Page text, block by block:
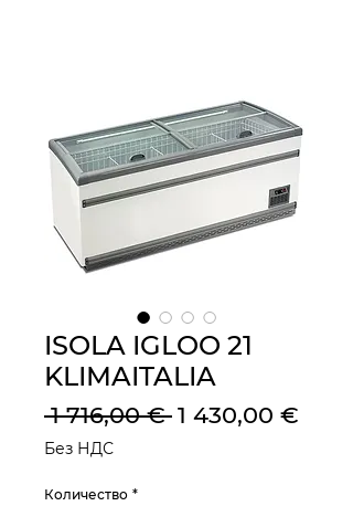
ISOLA IGLOO 21
KLIMAITALIA
1 716,00 € Обычная
1 430,00 €
Без НДС
Количество *